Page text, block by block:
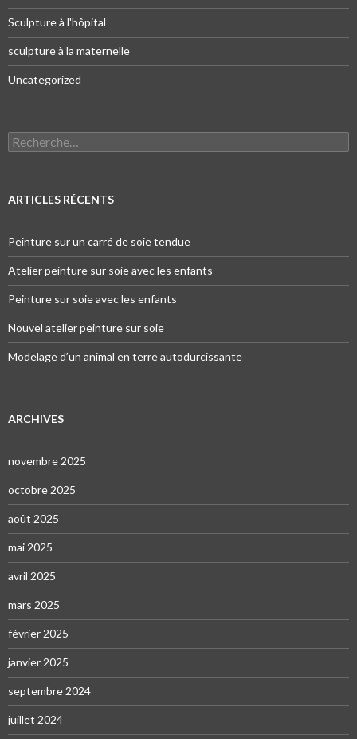
Sculpture à l'hôpital
sculpture à la maternelle
Uncategorized
Recherche pour :
ARTICLES RÉCENTS
Peinture sur un carré de soie tendue
Atelier peinture sur soie avec les enfants
Peinture sur soie avec les enfants
Nouvel atelier peinture sur soie
Modelage d’un animal en terre autodurcissante
ARCHIVES
novembre 2025
octobre 2025
août 2025
mai 2025
avril 2025
mars 2025
février 2025
janvier 2025
septembre 2024
juillet 2024